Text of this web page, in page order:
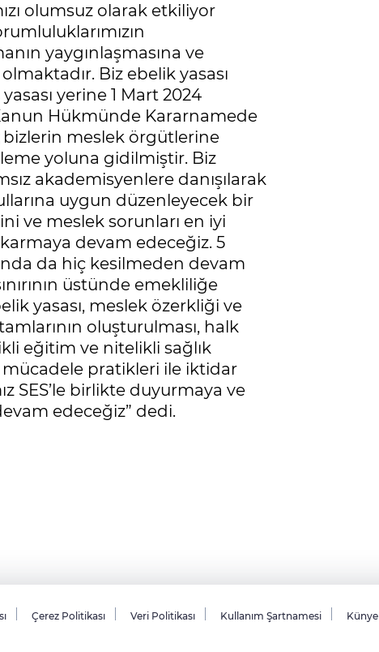
olumsuz olarak etkiliyor
yaygınlaşmasına ve
Biz ebelik yasası
yerine 1 Mart 2024
Hükmünde Kararnamede
bizlerin meslek örgütlerine
yoluna gidilmiştir. Biz
akademisyenlere danışılarak
uygun düzenleyecek bir
ve meslek sorunları en iyi
devam edeceğiz. 5
da hiç kesilmeden devam
üstünde emekliliğe
yasası, meslek özerkliği ve
oluşturulması, halk
eğitim ve nitelikli sağlık
pratikleri ile iktidar
SES’le birlikte duyurmaya ve
edeceğiz” dedi.
Çerez Politikası Veri Politikası Kullanım Şartnamesi Künye